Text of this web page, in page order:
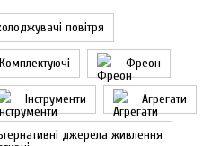
повітря
Комплектуючі Фреон
Інструменти Агрегати
джерела живлення